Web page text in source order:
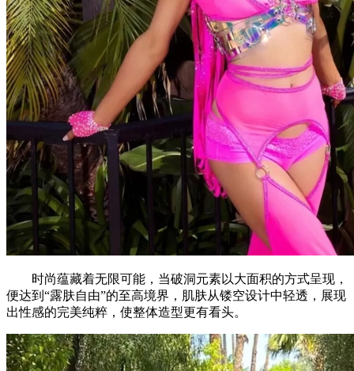
时尚蕴藏着无限可能，当破洞元素以大面积的方式呈现，
便达到“露肤自由”的至高境界，肌肤从镂空设计中轻透，展现
出性感的完美纯粹，使整体造型更有看头。